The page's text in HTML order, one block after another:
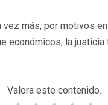
vez más, por motivos
económicos, la justicia
Valora este contenido.